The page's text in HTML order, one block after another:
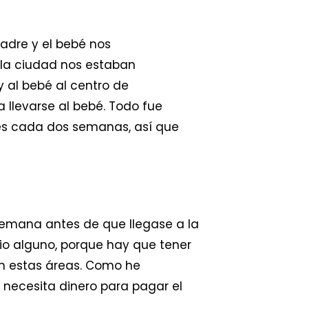
y el bebé nos
ciudad nos estaban
al bebé al centro de
al bebé. Todo fue
cada dos semanas, así que
antes de que llegase a la
alguno, porque hay que tener
estas áreas. Como he
dinero para pagar el